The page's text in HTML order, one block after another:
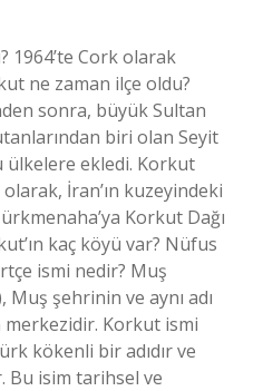
1964’te Cork olarak
ne zaman ilçe oldu?
sonra, büyük Sultan
biri olan Seyit
ülkelere ekledi. Korkut
İran’ın kuzeyindeki
Korkut Dağı
kaç köyü var? Nüfus
ismi nedir? Muş
şehrinin ve aynı adı
Korkut ismi
kökenli bir adıdır ve
Bu isim tarihsel ve